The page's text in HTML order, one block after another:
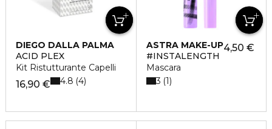
DIEGO DALLA PALMA
ACID PLEX
Kit Ristutturante Capelli
16,90 € 4.8 4
ASTRA MAKE-UP
#INSTALENGTH
Mascara
4,50 €
3 1